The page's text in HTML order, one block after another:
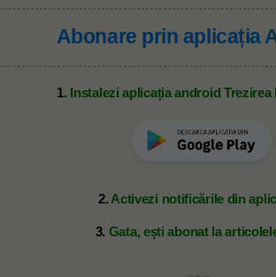
Abonare prin aplicația
1. Instalezi aplicația android Trezirea
2. Activezi notificările din
3. Gata, ești abonat la